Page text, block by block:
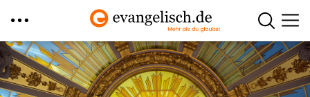
Direkt
zum
Inhalt